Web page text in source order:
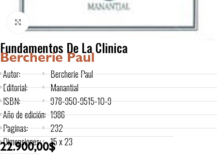
Fundamentos De La Clinica
Bercherie Paul
Autor:
Editorial:
ISBN:
Año de edición:
Paginas:
Dimensiones:
Bercherie Paul
Manantial
978-950-9515-10-9
1986
232
15 x 23
22.900,00$